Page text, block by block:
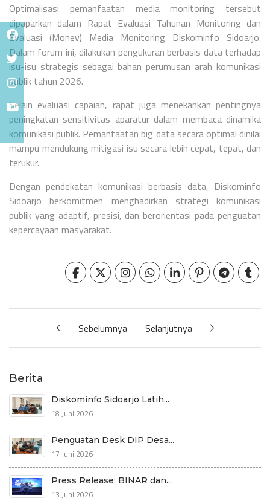
Optimalisasi pemanfaatan media monitoring tersebut
dipaparkan dalam Rapat Evaluasi Tahunan Monitoring dan
Evaluasi (Monev) Media Monitoring Diskominfo Sidoarjo.
Dalam forum ini, dilakukan pengukuran berbasis data terhadap
isu-isu strategis sebagai bahan perumusan arah komunikasi
publik tahun 2026.
Selain evaluasi capaian, rapat juga menekankan pentingnya
peningkatan sensitivitas aparatur dalam membaca dinamika
komunikasi publik. Pemanfaatan big data secara optimal dinilai
mampu mendukung mitigasi isu secara lebih cepat, tepat, dan
terukur.
Dengan pendekatan komunikasi berbasis data, Diskominfo
Sidoarjo berkomitmen menghadirkan strategi komunikasi
publik yang adaptif, presisi, dan berorientasi pada penguatan
kepercayaan masyarakat.
Sebelumnya Selanjutnya
Berita
Diskominfo Sidoarjo Latih...
18 Juni 2026
Penguatan Desk DIP Desa...
17 Juni 2026
Press Release: BINAR dan...
13 Juni 2026